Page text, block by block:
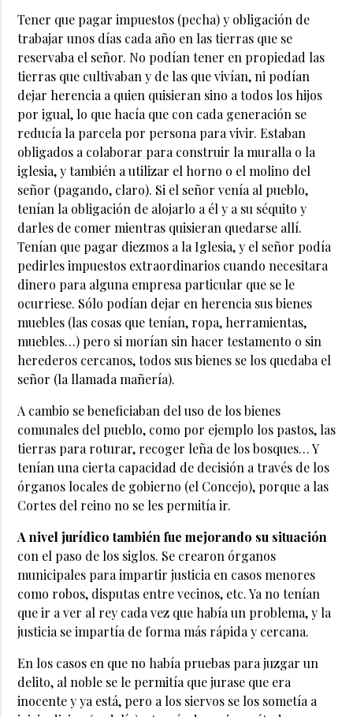
Tener que pagar impuestos (pecha) y obligación de
trabajar unos días cada año en las tierras que se
reservaba el señor. No podían tener en propiedad las
tierras que cultivaban y de las que vivían, ni podían
dejar herencia a quien quisieran sino a todos los hijos
por igual, lo que hacía que con cada generación se
reducía la parcela por persona para vivir. Estaban
obligados a colaborar para construir la muralla o la
iglesia, y también a utilizar el horno o el molino del
señor (pagando, claro). Si el señor venía al pueblo,
tenían la obligación de alojarlo a él y a su séquito y
darles de comer mientras quisieran quedarse allí.
Tenían que pagar diezmos a la Iglesia, y el señor podía
pedirles impuestos extraordinarios cuando necesitara
dinero para alguna empresa particular que se le
ocurriese. Sólo podían dejar en herencia sus bienes
muebles (las cosas que tenían, ropa, herramientas,
muebles…) pero si morían sin hacer testamento o sin
herederos cercanos, todos sus bienes se los quedaba el
señor (la llamada mañería).
A cambio se beneficiaban del uso de los bienes
comunales del pueblo, como por ejemplo los pastos, las
tierras para roturar, recoger leña de los bosques… Y
tenían una cierta capacidad de decisión a través de los
órganos locales de gobierno (el Concejo), porque a las
Cortes del reino no se les permitía ir.
A nivel jurídico también fue mejorando su situación
con el paso de los siglos. Se crearon órganos
municipales para impartir justicia en casos menores
como robos, disputas entre vecinos, etc. Ya no tenían
que ir a ver al rey cada vez que había un problema, y la
justicia se impartía de forma más rápida y cercana.
En los casos en que no había pruebas para juzgar un
delito, al noble se le permitía que jurase que era
inocente y ya está, pero a los siervos se los sometía a